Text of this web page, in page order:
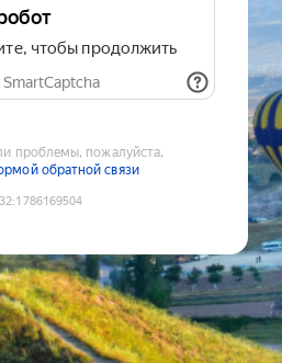
робот
чтобы продолжить
SmartCaptcha
проблемы, пожалуйста,
обратной связи
:1786169504